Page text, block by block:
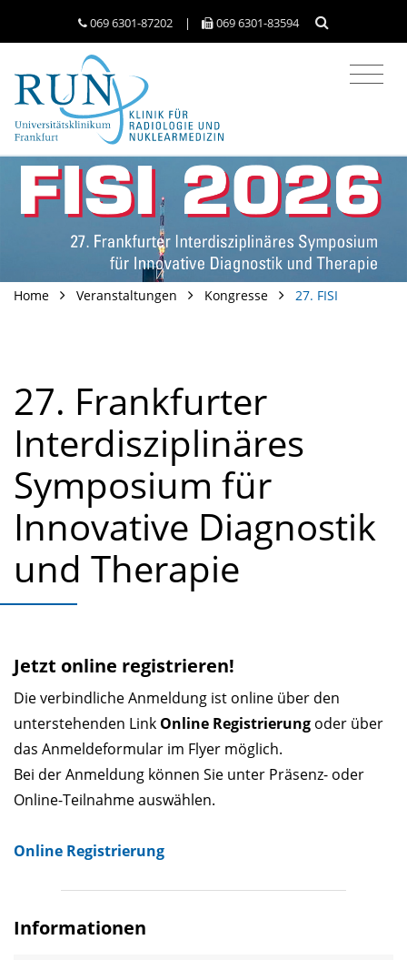
069 6301-​87202 | 069 6301-​83594
Home Veranstaltungen Kongresse 27. FISI
27. Frankfurter
Interdisziplinäres
Symposium für
Innovative Diagnostik
und Therapie
Jetzt online registrieren!
Die verbindliche Anmeldung ist online über den
unterstehenden Link Online Registrierung oder über
das Anmeldeformular im Flyer möglich.
Bei der Anmeldung können Sie unter Präsenz- oder
Online-Teilnahme auswählen.
Online Registrierung
Informationen